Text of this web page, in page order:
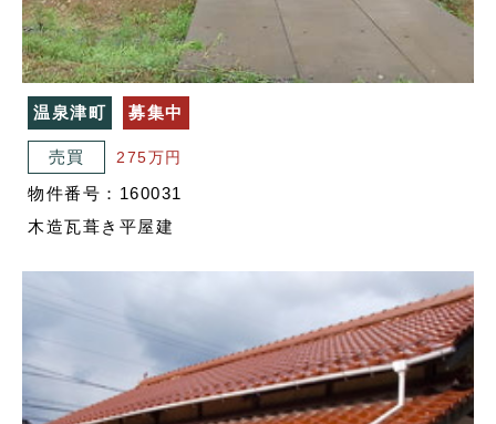
温泉津町 募集中
売買 275万円
物件番号：160031
木造瓦葺き平屋建